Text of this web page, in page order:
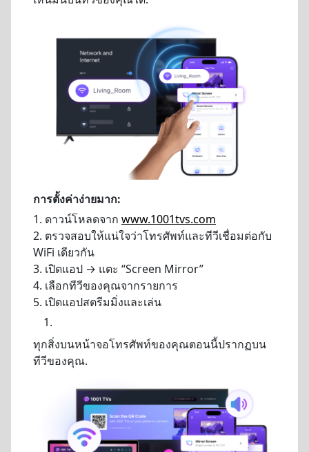
การตั้งค่าง่ายมาก:
1. ดาวน์โหลดจาก www.1001tvs.com
2. ตรวจสอบให้แน่ใจว่าโทรศัพท์และทีวีเชื่อมต่อกับ
WiFi เดียวกัน
3. เปิดแอป → แตะ “Screen Mirror”
4. เลือกทีวีของคุณจากรายการ
5. เปิดแอปสตรีมมิ่งและเล่น
ทุกสิ่งบนหน้าจอโทรศัพท์ของคุณตอนนี้ปรากฏบน
ทีวีของคุณ.